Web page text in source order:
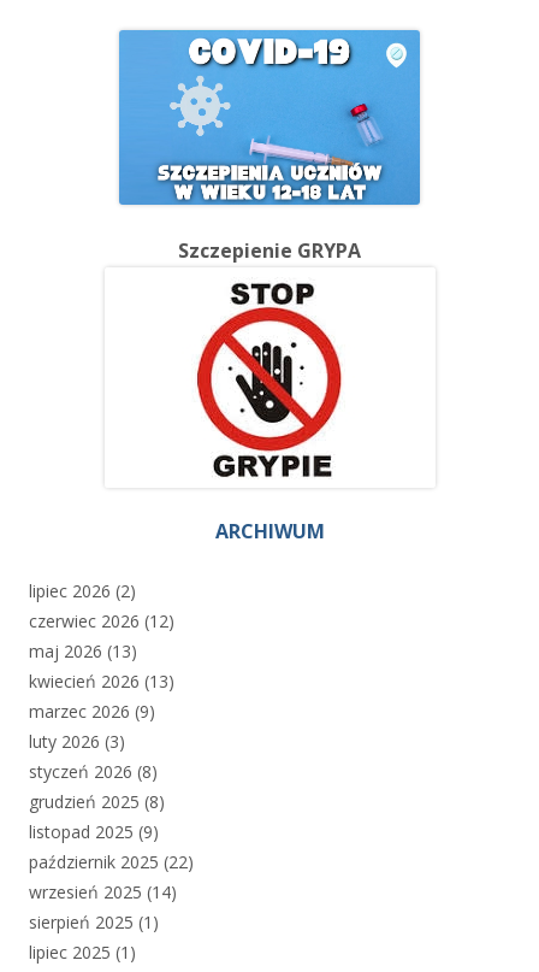
Szczepienie GRYPA
ARCHIWUM
lipiec 2026 (2)
czerwiec 2026 (12)
maj 2026 (13)
kwiecień 2026 (13)
marzec 2026 (9)
luty 2026 (3)
styczeń 2026 (8)
grudzień 2025 (8)
listopad 2025 (9)
październik 2025 (22)
wrzesień 2025 (14)
sierpień 2025 (1)
lipiec 2025 (1)